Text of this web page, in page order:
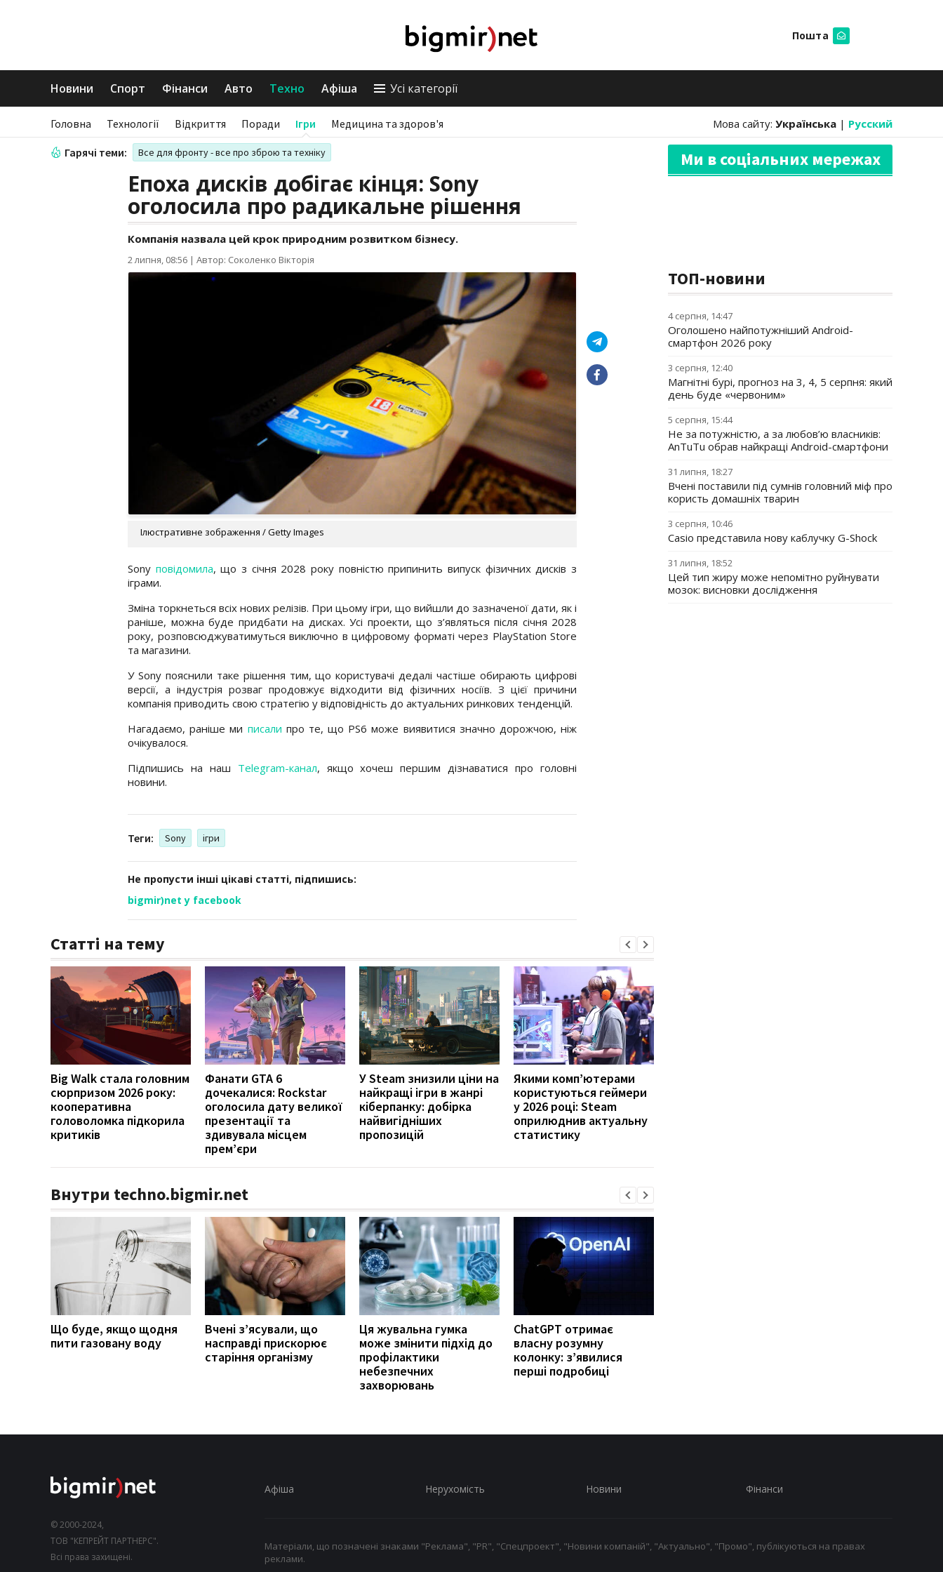
Пошта
Новини Спорт Фінанси Авто Техно Афіша Усі категорії
Головна Технології Відкриття Поради Ігри Медицина та здоров'я Мова сайту: Українська | Русский
Гарячі теми: Все для фронту - все про зброю та техніку
Епоха дисків добігає кінця: Sony
оголосила про радикальне рішення
Компанія назвала цей крок природним розвитком бізнесу.
2 липня, 08:56 | Автор: Соколенко Вікторія
Ілюстративне зображення / Getty Images
Sony повідомила, що з січня 2028 року повністю припинить випуск фізичних дисків з
іграми.
Зміна торкнеться всіх нових релізів. При цьому ігри, що вийшли до зазначеної дати, як і
раніше, можна буде придбати на дисках. Усі проекти, що з’являться після січня 2028
року, розповсюджуватимуться виключно в цифровому форматі через PlayStation Store
та магазини.
У Sony пояснили таке рішення тим, що користувачі дедалі частіше обирають цифрові
версії, а індустрія розваг продовжує відходити від фізичних носіїв. З цієї причини
компанія приводить свою стратегію у відповідність до актуальних ринкових тенденцій.
Нагадаємо, раніше ми писали про те, що PS6 може виявитися значно дорожчою, ніж
очікувалося.
Підпишись на наш Telegram-канал, якщо хочеш першим дізнаватися про головні
новини.
Теги: Sony ігри
Не пропусти інші цікаві статті, підпишись:
bigmir)net у facebook
Статті на тему
Big Walk стала головним
сюрпризом 2026 року:
кооперативна
головоломка підкорила
критиків
Фанати GTA 6
дочекалися: Rockstar
оголосила дату великої
презентації та
здивувала місцем
прем’єри
У Steam знизили ціни на
найкращі ігри в жанрі
кіберпанку: добірка
найвигідніших
пропозицій
Якими комп’ютерами
користуються геймери
у 2026 році: Steam
оприлюднив актуальну
статистику
Внутри techno.bigmir.net
Що буде, якщо щодня
пити газовану воду
Вчені з’ясували, що
насправді прискорює
старіння організму
Ця жувальна гумка
може змінити підхід до
профілактики
небезпечних
захворювань
ChatGPT отримає
власну розумну
колонку: з’явилися
перші подробиці
Ми в соціальних мережах
ТОП-новини
4 серпня, 14:47
Оголошено найпотужніший Android-
смартфон 2026 року
3 серпня, 12:40
Магнітні бурі, прогноз на 3, 4, 5 серпня: який
день буде «червоним»
5 серпня, 15:44
Не за потужністю, а за любов’ю власників:
AnTuTu обрав найкращі Android-смартфони
31 липня, 18:27
Вчені поставили під сумнів головний міф про
користь домашніх тварин
3 серпня, 10:46
Casio представила нову каблучку G-Shock
31 липня, 18:52
Цей тип жиру може непомітно руйнувати
мозок: висновки дослідження
© 2000-2024,
ТОВ "КЕПРЕЙТ ПАРТНЕРС".
Всі права захищені.
Афіша Нерухомість Новини Фінанси
Матеріали, що позначені знаками "Реклама", "PR", "Спецпроект", "Новини компаній", "Актуально", "Промо", публікуються на правах
реклами.